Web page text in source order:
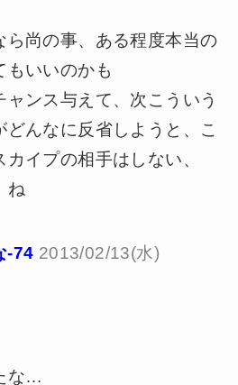
ら尚の事、ある程度本当の
もいいのかも
ンス与えて、次こういう
んなに反省しようと、こ
イプの相手はしない、
ね
-74 2013/02/13(水)
な…